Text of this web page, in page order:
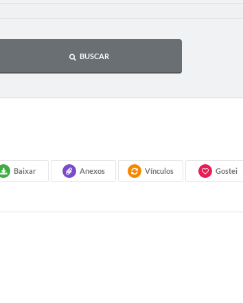
BUSCAR
Baixar Anexos Vínculos Gostei